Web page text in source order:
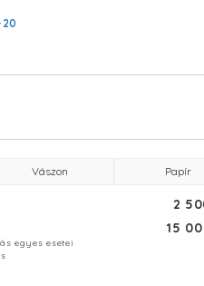
Vászon Papír
2
15
egyes esetei